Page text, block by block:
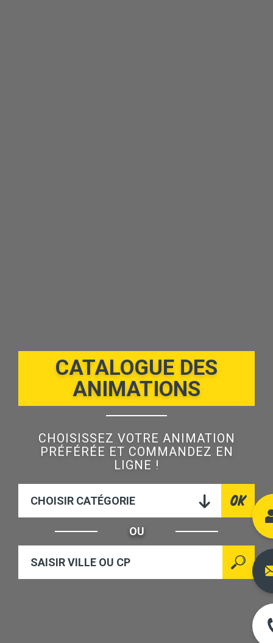
CATALOGUE DES
ANIMATIONS
CHOISISSEZ VOTRE ANIMATION
PRÉFÉRÉE ET COMMANDEZ EN
LIGNE !
CHOISIR CATÉGORIE
OU